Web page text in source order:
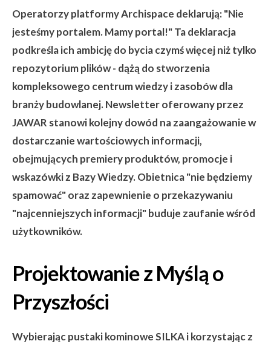
Operatorzy platformy Archispace deklarują: "Nie
jesteśmy portalem. Mamy portal!" Ta deklaracja
podkreśla ich ambicję do bycia czymś więcej niż tylko
repozytorium plików - dążą do stworzenia
kompleksowego centrum wiedzy i zasobów dla
branży budowlanej. Newsletter oferowany przez
JAWAR stanowi kolejny dowód na zaangażowanie w
dostarczanie wartościowych informacji,
obejmujących premiery produktów, promocje i
wskazówki z Bazy Wiedzy. Obietnica "nie będziemy
spamować" oraz zapewnienie o przekazywaniu
"najcenniejszych informacji" buduje zaufanie wśród
użytkowników.
Projektowanie z Myślą o
Przyszłości
Wybierając pustaki kominowe SILKA i korzystając z